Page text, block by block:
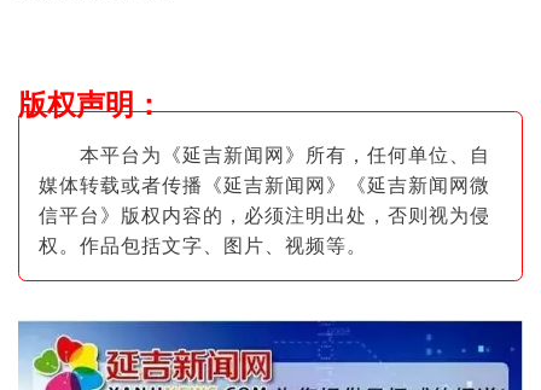
版权声明：
本平台为《延吉新闻网》所有，任何单位、自
媒体转载或者传播《延吉新闻网》《延吉新闻网微
信平台》版权内容的，必须注明出处，否则视为侵
权。作品包括文字、图片 、视频等。